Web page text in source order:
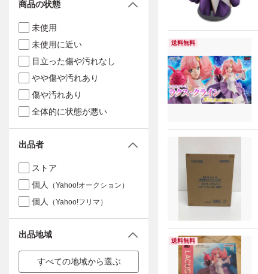
送料無料
送料無料
商品の状態
未使用
未使用に近い
目立った傷や汚れなし
やや傷や汚れあり
傷や汚れあり
全体的に状態が悪い
出品者
ストア
個人
（Yahoo!オークション）
個人 （Yahoo!フリマ）
出品地域
すべての地域から選ぶ